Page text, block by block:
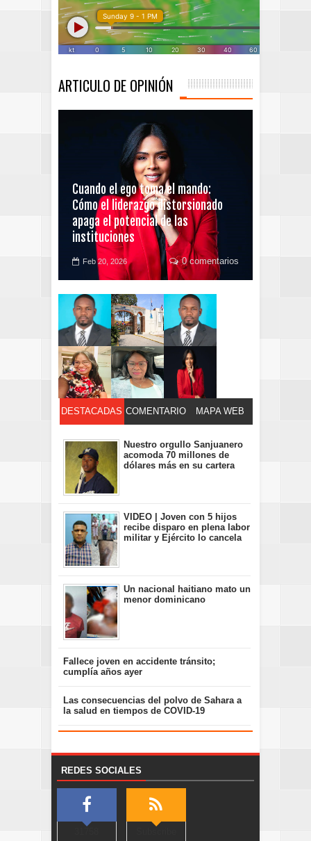
ARTICULO DE OPINIÓN
Cuando el ego toma el mando:
Cómo el liderazgo distorsionado
apaga el potencial de las
instituciones
Feb 20, 2026 0 comentarios
DESTACADAS COMENTARIO MAPA WEB
Nuestro orgullo Sanjuanero
acomoda 70 millones de
dólares más en su cartera
VIDEO | Joven con 5 hijos
recibe disparo en plena labor
militar y Ejército lo cancela
Un nacional haitiano mato un
menor dominicano
Fallece joven en accidente tránsito;
cumplía años ayer
Las consecuencias del polvo de Sahara a
la salud en tiempos de COVID-19
REDES SOCIALES